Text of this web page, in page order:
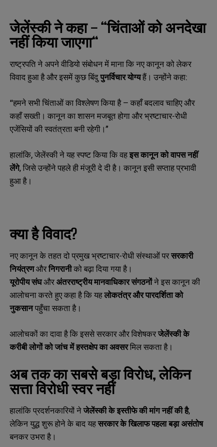
जेलेंस्कीनेकहा – “चिंताओंको अनदेखा
नहींकियाजाएगा“
राष्ट्रपति ने अपने वीडियो संबोधन में माना कि नए कानून को लेकर
विवाद हुआ है और इसमें कुछ बिंदुपुनर्विचारयोग्यहैं। उन्होंने कहा:
“हमने सभी चिंताओं का विश्लेषण किया है – कहाँ बदलाव चाहिए और
कहाँ सख्ती। कानून का शासन मजबूत होगा और भ्रष्टाचार-रोधी
एजेंसियों की स्वतंत्रता बनी रहेगी।”
हालांकि, जेलेंस्की ने यह स्पष्ट किया कि वहइसकानूनकोवापसनहीं
लेंगे, जिसे उन्होंने पहले ही मंजूरी दे दी है। कानून इसी सप्ताह प्रभावी
हुआ है।
क्याहैविवाद?
नए कानून के तहत दो प्रमुख भ्रष्टाचार-रोधी संस्थाओं परसरकारी
नियंत्रणऔरनिगरानीको बढ़ा दिया गया है।
यूरोपीयसंघऔरअंतरराष्ट्रीयमानवाधिकारसंगठनोंने इस कानून की
आलोचना करते हुए कहा है कि यहलोकतंत्रऔरपारदर्शिताको
नुकसानपहुँचा सकता है।
आलोचकों का दावा है कि इससे सरकार और विशेषकरजेलेंस्कीके
करीबीलोगोंकोजांचमेंहस्तक्षेपकाअवसरमिल सकता है।
अबतककासबसेबड़ाविरोध,लेकिन
सत्ताविरोधीस्वरनहीं
हालांकि प्रदर्शनकारियों नेजेलेंस्कीकेइस्तीफेकीमांगनहींकीहै,
लेकिन युद्ध शुरू होने के बाद यहसरकारकेखिलाफपहलाबड़ाअसंतोष
बनकर उभरा है।